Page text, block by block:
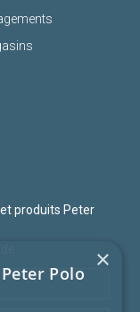
produits Peter
×
Polo